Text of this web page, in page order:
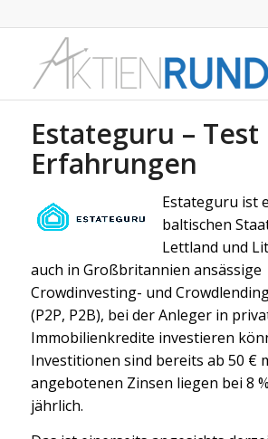
Estateguru –
Erfahrungen
Estateguru ist
baltischen
Lettland und
auch in Großbritannien ansässige
Crowdinvesting- und
(P2P, P2B), bei der Anleger in
Immobilienkredite investieren
Investitionen sind bereits ab 50 €
angebotenen Zinsen liegen bei 8
jährlich.